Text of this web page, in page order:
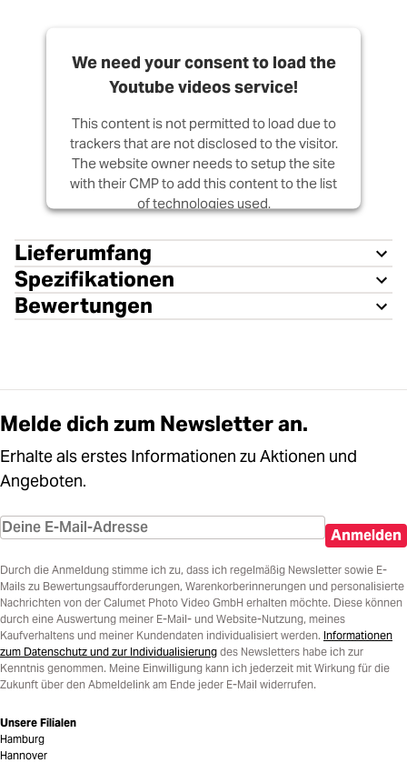
We need your consent to load the
Youtube videos service!
This content is not permitted to load due to
trackers that are not disclosed to the visitor.
The website owner needs to setup the site
with their CMP to add this content to the list
of technologies used.
Powered byUsercentrics Consent
Management Platform
Lieferumfang
Spezifikationen
Bewertungen
Melde dich zum Newsletter an.
Erhalte als erstes Informationen zu Aktionen und
Angeboten.
Anmelden
Durch die Anmeldung stimme ich zu, dass ich regelmäßig Newsletter sowie E-
Mails zu Bewertungsaufforderungen, Warenkorberinnerungen und personalisierte
Nachrichten von der Calumet Photo Video GmbH erhalten möchte. Diese können
durch eine Auswertung meiner E-Mail- und Website-Nutzung, meines
Kaufverhaltens und meiner Kundendaten individualisiert werden. Informationen
zum Datenschutz und zur Individualisierung des Newsletters habe ich zur
Kenntnis genommen. Meine Einwilligung kann ich jederzeit mit Wirkung für die
Zukunft über den Abmeldelink am Ende jeder E-Mail widerrufen.
Unsere Filialen
Hamburg
Hannover